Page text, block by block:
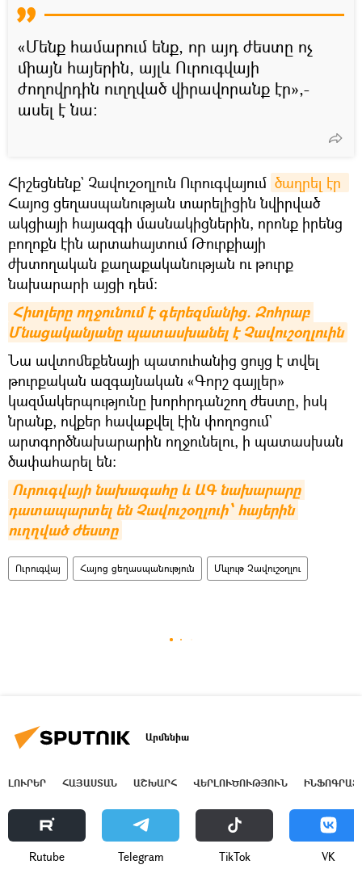
«Մենք համարում ենք, որ այդ ժեստը ոչ
միայն հայերին, այլև Ուրուգվայի
ժողովրդին ուղղված վիրավորանք էր»,-
ասել է նա։
Հիշեցնենք` Չավուշօղլուն Ուրուգվայում
Հայոց ցեղասպանության տարելիցին նվիրված
ակցիայի հայազգի մասնակիցներին, որոնք իրենց
բողոքն էին արտահայտում Թուրքիայի
ժխտողական քաղաքականության ու թուրք
նախարարի այցի դեմ։
Հիտլերը ողջունում է գերեզմանից. Զոհրաբ
Մնացականյանը պատասխանել է Չավուշօղլուին
Նա ավտոմեքենայի պատուհանից ցույց է տվել
թուրքական ազգայնական «Գորշ գայլեր»
կազմակերպությունը խորհրդանշող ժեստը, իսկ
նրանք, ովքեր հավաքվել էին փողոցում`
արտգործնախարարին ողջունելու, ի պատասխան
ծափահարել են։
Ուրուգվայի նախագահը և ԱԳ նախարարը
դատապարտել են Չավուշօղլուի՝ հայերին
ուղղված ժեստը
Ուրուգվայ Հայոց ցեղասպանություն Մևլութ Չավուշօղլու
Արմենիա
ԼՈՒՐԵՐ ՀԱՅԱՍՏԱՆ ԱՇԽԱՐՀ ՎԵՐԼՈՒԾՈՒԹՅՈՒՆ
Rutube Telegram ТikТоk VK